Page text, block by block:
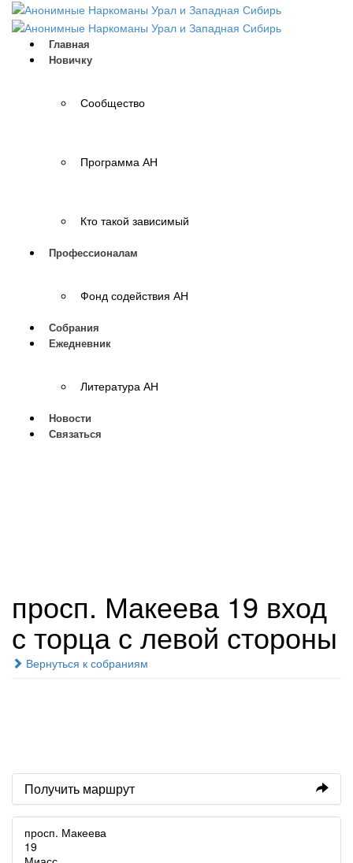
Главная
Новичку
Сообщество
Программа АН
Кто такой зависимый
Профессионалам
Фонд содействия АН
Собрания
Ежедневник
Литература АН
Новости
Связаться
просп. Макеева 19 вход
с торца с левой стороны
Вернуться к собраниям
Получить маршрут
просп. Макеева
19